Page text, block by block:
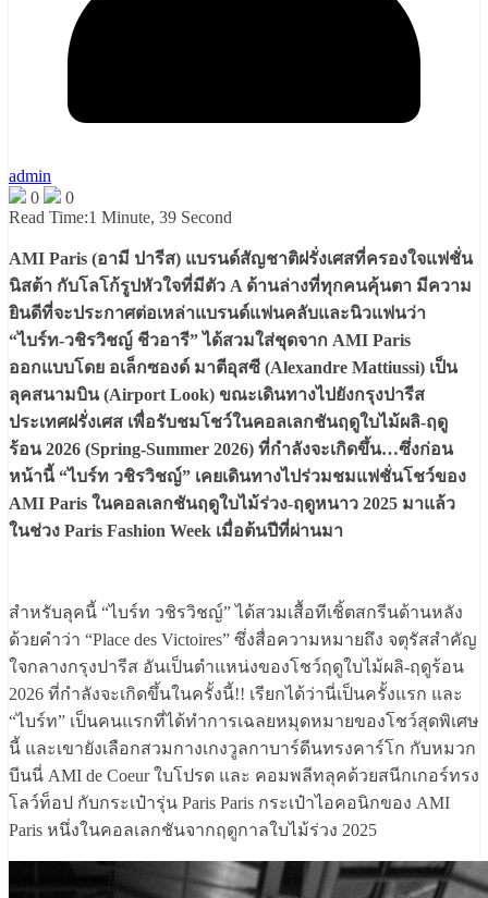
admin
0
0
Read Time:1 Minute, 39 Second
AMI Paris (อามี ปารีส) แบรนด์สัญชาติฝรั่งเศสที่ครองใจแฟชั่น
นิสต้า กับโลโก้รูปหัวใจที่มีตัว A ด้านล่างที่ทุกคนคุ้นตา มีความ
ยินดีที่จะประกาศต่อเหล่าแบรนด์แฟนคลับและนิวแฟนว่า
“ไบร์ท-วชิรวิชญ์ ชีวอารี” ได้สวมใส่ชุดจาก AMI Paris
ออกแบบโดย อเล็กซองด์ มาตีอุสซี (Alexandre Mattiussi) เป็น
ลุคสนามบิน (Airport Look) ขณะเดินทางไปยังกรุงปารีส
ประเทศฝรั่งเศส เพื่อรับชมโชว์ในคอลเลกชันฤดูใบไม้ผลิ-ฤดู
ร้อน 2026 (Spring-Summer 2026) ที่กำลังจะเกิดขึ้น…ซึ่งก่อน
หน้านี้ “ไบร์ท วชิรวิชญ์” เคยเดินทางไปร่วมชมแฟชั่นโชว์ของ
AMI Paris ในคอลเลกชันฤดูใบไม้ร่วง-ฤดูหนาว 2025 มาแล้ว
ในช่วง Paris Fashion Week เมื่อต้นปีที่ผ่านมา
สำหรับลุคนี้ “ไบร์ท วชิรวิชญ์” ได้สวมเสื้อทีเชิ้ตสกรีนด้านหลัง
ด้วยคำว่า “Place des Victoires” ซึ่งสื่อความหมายถึง จตุรัสสำคัญ
ใจกลางกรุงปารีส อันเป็นตำแหน่งของโชว์ฤดูใบไม้ผลิ-ฤดูร้อน
2026 ที่กำลังจะเกิดขึ้นในครั้งนี้!! เรียกได้ว่านี่เป็นครั้งแรก และ
“ไบร์ท” เป็นคนแรกที่ได้ทำการเฉลยหมุดหมายของโชว์สุดพิเศษ
นี้ และเขายังเลือกสวมกางเกงวูลกาบาร์ดีนทรงคาร์โก กับหมวก
บีนนี่ AMI de Coeur ใบโปรด และ คอมพลีทลุคด้วยสนีกเกอร์ทรง
โลว์ท็อป กับกระเป๋ารุ่น Paris Paris กระเป๋าไอคอนิกของ AMI
Paris หนึ่งในคอลเลกชันจากฤดูกาลใบไม้ร่วง 2025